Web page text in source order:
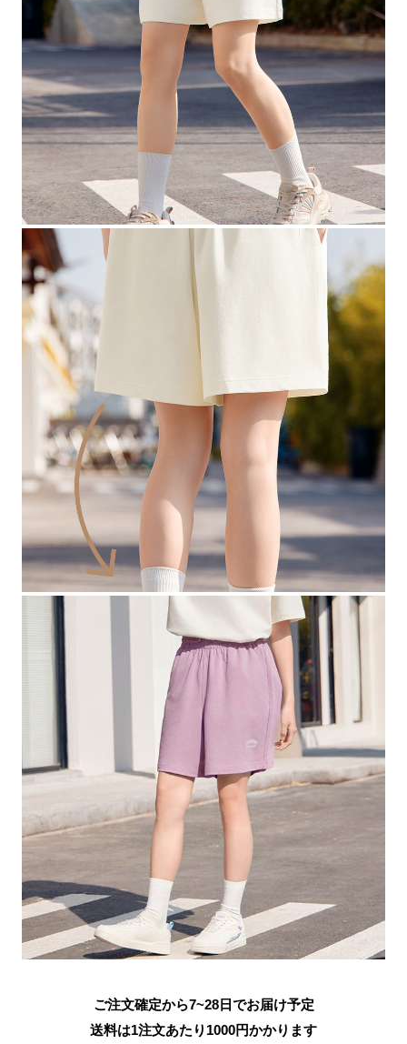
ご注文確定から7~28日でお届け予定
送料は1注文あたり 1000円かかります